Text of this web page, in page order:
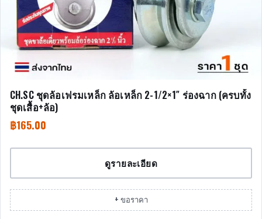
CH.SC ชุดล้อเฟรมเหล็ก ล้อเหล็ก 2-1/2×1″ ร่องฉาก (ครบทั้ง
ชุดเสื้อ+ล้อ)
฿165.00
ดูรายละเอียด
+ ขอราคา